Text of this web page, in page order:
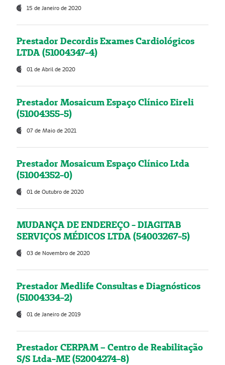
15 de Janeiro de 2020
Prestador Decordis Exames Cardiológicos
LTDA (51004347-4)
01 de Abril de 2020
Prestador Mosaicum Espaço Clínico Eireli
(51004355-5)
07 de Maio de 2021
Prestador Mosaicum Espaço Clínico Ltda
(51004352-0)
01 de Outubro de 2020
MUDANÇA DE ENDEREÇO - DIAGITAB
SERVIÇOS MÉDICOS LTDA (54003267-5)
03 de Novembro de 2020
Prestador Medlife Consultas e Diagnósticos
(51004334-2)
01 de Janeiro de 2019
Prestador CERPAM – Centro de Reabilitação
S/S Ltda-ME (52004274-8)